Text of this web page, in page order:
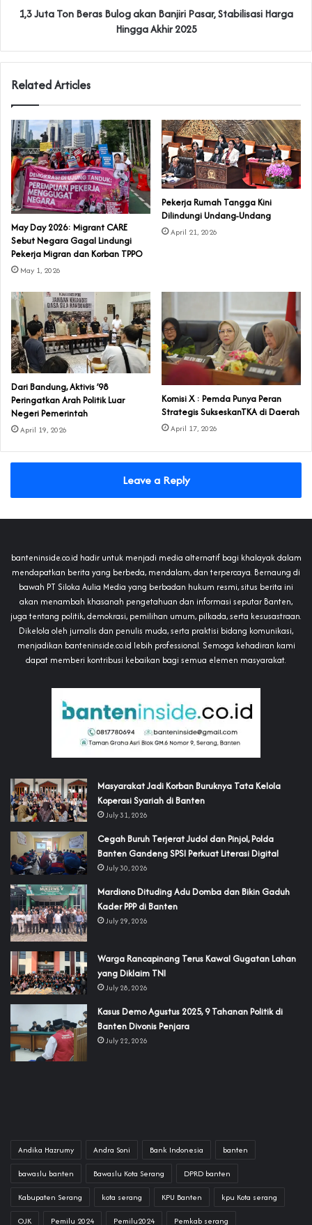
1,3 Juta Ton Beras Bulog akan Banjiri Pasar, Stabilisasi Harga
Hingga Akhir 2025
Related Articles
May Day 2026: Migrant CARE
Sebut Negara Gagal Lindungi
Pekerja Migran dan Korban TPPO
May 1, 2026
Pekerja Rumah Tangga Kini
Dilindungi Undang-Undang
April 21, 2026
Dari Bandung, Aktivis ’98
Peringatkan Arah Politik Luar
Negeri Pemerintah
April 19, 2026
Komisi X : Pemda Punya Peran
Strategis SukseskanTKA di Daerah
April 17, 2026
Leave a Reply
banteninside.co.id hadir untuk menjadi media alternatif bagi khalayak dalam
mendapatkan berita yang berbeda, mendalam, dan terpercaya. Bernaung di
bawah PT Siloka Aulia Media yang berbadan hukum resmi, situs berita ini
akan menambah khasanah pengetahuan dan informasi seputar Banten,
juga tentang politik, demokrasi, pemilihan umum, pilkada, serta kesusastraan.
Dikelola oleh jurnalis dan penulis muda, serta praktisi bidang komunikasi,
menjadikan banteninside.co.id lebih professional. Semoga kehadiran kami
dapat memberi kontribusi kebaikan bagi semua elemen masyarakat.
‎Masyarakat Jadi Korban Buruknya Tata Kelola
Koperasi Syariah di Banten
July 31, 2026
Cegah Buruh Terjerat Judol dan Pinjol, Polda
Banten Gandeng SPSI Perkuat Literasi Digital
July 30, 2026
‎Mardiono Dituding Adu Domba dan Bikin Gaduh
Kader PPP di Banten
July 29, 2026
‎Warga Rancapinang Terus Kawal Gugatan Lahan
yang Diklaim TNI‎‎
July 28, 2026
‎Kasus Demo Agustus 2025, 9 Tahanan Politik di
Banten Divonis Penjara
July 22, 2026
Andika Hazrumy Andra Soni Bank Indonesia banten
bawaslu banten Bawaslu Kota Serang DPRD banten
Kabupaten Serang kota serang KPU Banten kpu Kota serang
OJK Pemilu 2024 Pemilu2024 Pemkab serang